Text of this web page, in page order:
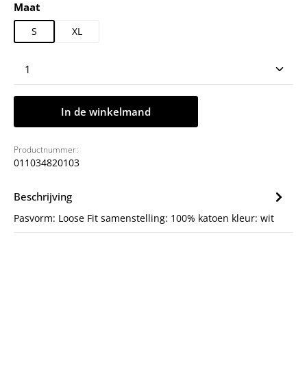
Selecteer
Maat
S XL
Producthoeveelheid: Voer de gewenste
In de winkelmand
Productnummer:
011034820103
Beschrijving
Pasvorm: Loose Fit samenstelling: 100% katoen kleur: wit